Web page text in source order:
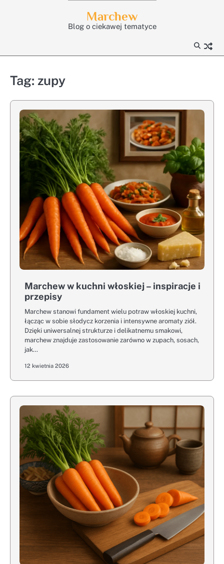
Marchew
Blog o ciekawej tematyce
Tag: zupy
Marchew w kuchni włoskiej – inspiracje i
przepisy
Marchew stanowi fundament wielu potraw włoskiej kuchni,
łącząc w sobie słodycz korzenia i intensywne aromaty ziół.
Dzięki uniwersalnej strukturze i delikatnemu smakowi,
marchew znajduje zastosowanie zarówno w zupach, sosach,
jak…
12 kwietnia 2026